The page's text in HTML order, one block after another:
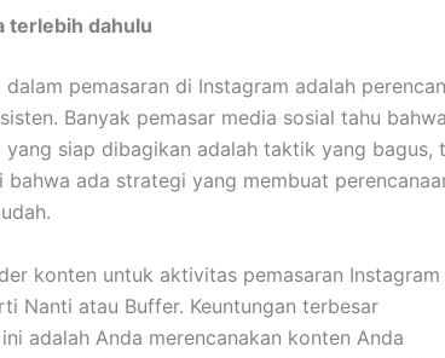
terlebih dahulu
pemasaran di Instagram adalah
Banyak pemasar media sosial tahu bahwa
siap dibagikan adalah taktik yang bagus,
ada strategi yang membuat
konten untuk aktivitas pemasaran Instagram
Nanti atau Buffer. Keuntungan terbesar
adalah Anda merencanakan konten Anda